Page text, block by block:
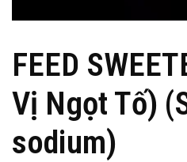
FEED
Vị Ngọt Tố)
sodium)